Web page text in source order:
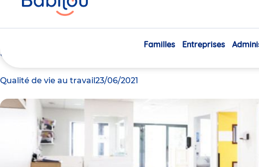
Familles Entreprises
entreprise pour votre PME ? –
Système
Qualité de vie au travail23/06/2021